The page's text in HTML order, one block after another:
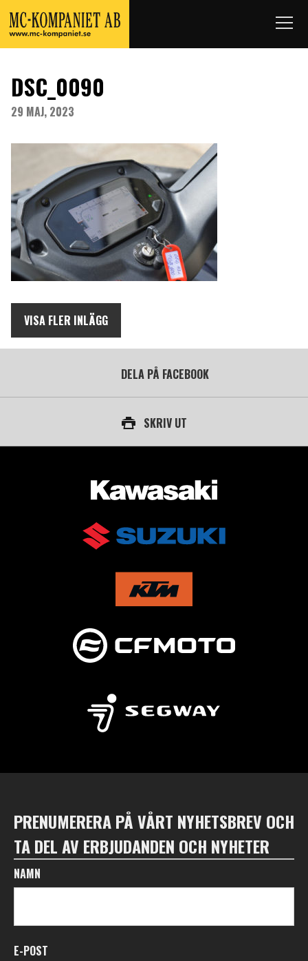
DSC_0090
29 MAJ, 2023
VISA FLER INLÄGG
DELA PÅ FACEBOOK
SKRIV UT
AUKTORISERAD ÅTERFÖRSÄLJARE AV
PRENUMERERA PÅ VÅRT NYHETSBREV OCH
TA DEL AV ERBJUDANDEN OCH NYHETER
NAMN
E-POST